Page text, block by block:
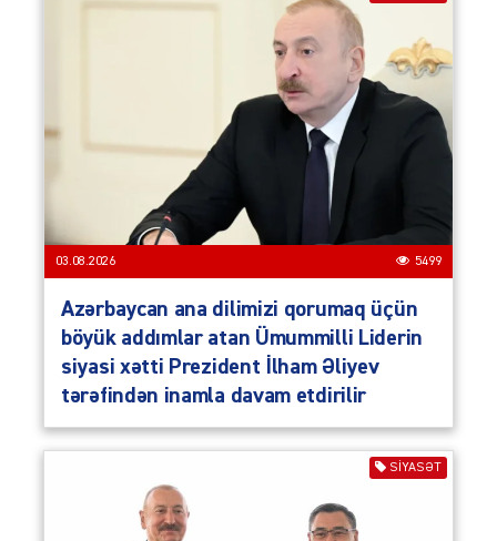
03.08.2026 5499
Azərbaycan ana dilimizi qorumaq üçün
böyük addımlar atan Ümummilli Liderin
siyasi xətti Prezident İlham Əliyev
tərəfindən inamla davam etdirilir
SIYASƏT